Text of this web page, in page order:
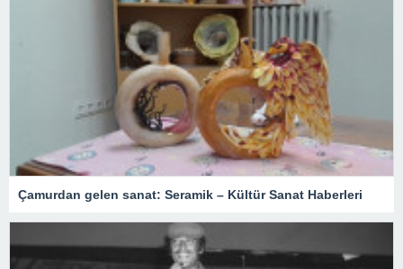
Çamurdan gelen sanat: Seramik – Kültür Sanat Haberleri